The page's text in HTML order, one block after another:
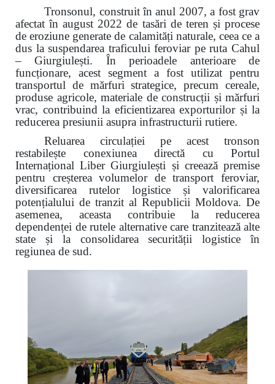
Tronsonul, construit în anul 2007, a fost grav
afectat în august 2022 de tasări de teren și procese
de eroziune generate de calamități naturale, ceea ce a
dus la suspendarea traficului feroviar pe ruta Cahul
– Giurgiulești. În perioadele anterioare de
funcționare, acest segment a fost utilizat pentru
transportul de mărfuri strategice, precum cereale,
produse agricole, materiale de construcții și mărfuri
vrac, contribuind la eficientizarea exporturilor și la
reducerea presiunii asupra infrastructurii rutiere.
Reluarea circulației pe acest tronson
restabilește conexiunea directă cu Portul
Internațional Liber Giurgiulești și creează premise
pentru creșterea volumelor de transport feroviar,
diversificarea rutelor logistice și valorificarea
potențialului de tranzit al Republicii Moldova. De
asemenea, aceasta contribuie la reducerea
dependenței de rutele alternative care tranzitează alte
state și la consolidarea securității logistice în
regiunea de sud.